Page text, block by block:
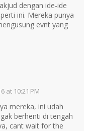
dengan ide-ide
ini. Mereka punya
evnt yang
at 10:21 PM
mereka, ini udah
berhenti di tengah
cant wait for the